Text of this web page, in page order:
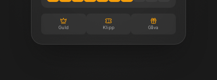
Guld Klipp Gåva